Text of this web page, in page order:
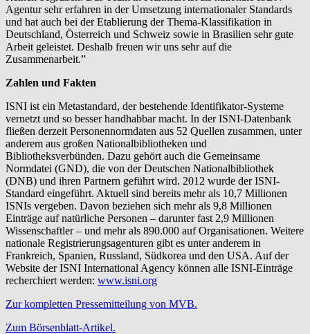
Agentur sehr erfahren in der Umsetzung internationaler Standards
und hat auch bei der Etablierung der Thema-Klassifikation in
Deutschland, Österreich und Schweiz sowie in Brasilien sehr gute
Arbeit geleistet. Deshalb freuen wir uns sehr auf die
Zusammenarbeit.”
Zahlen und Fakten
ISNI ist ein Metastandard, der bestehende Identifikator-Systeme
vernetzt und so besser handhabbar macht. In der ISNI-Datenbank
fließen derzeit Personennormdaten aus 52 Quellen zusammen, unter
anderem aus großen Nationalbibliotheken und
Bibliotheksverbünden. Dazu gehört auch die Gemeinsame
Normdatei (GND), die von der Deutschen Nationalbibliothek
(DNB) und ihren Partnern geführt wird. 2012 wurde der ISNI-
Standard eingeführt. Aktuell sind bereits mehr als 10,7 Millionen
ISNIs vergeben. Davon beziehen sich mehr als 9,8 Millionen
Einträge auf natürliche Personen – darunter fast 2,9 Millionen
Wissenschaftler – und mehr als 890.000 auf Organisationen. Weitere
nationale Registrierungsagenturen gibt es unter anderem in
Frankreich, Spanien, Russland, Südkorea und den USA. Auf der
Website der ISNI International Agency können alle ISNI-Einträge
recherchiert werden: www.isni.org
Zur kompletten Pressemitteilung von MVB.
Zum Börsenblatt-Artikel.